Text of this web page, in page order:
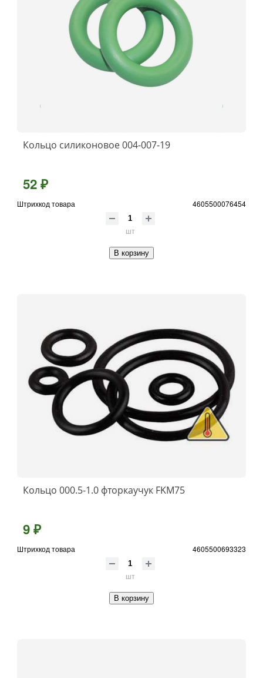
Кольцо силиконовое 004-007-19
52 ₽
Штрихкод товара 4605500076454
шт
В корзину
Кольцо 000.5-1.0 фторкаучук FKM75
9 ₽
Штрихкод товара 4605500693323
шт
В корзину